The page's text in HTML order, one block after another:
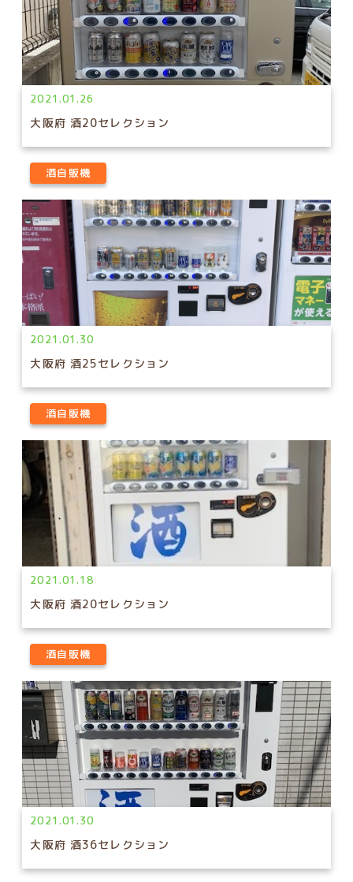
2021.01.26
大阪府 酒20セレクション
酒自販機
2021.01.30
大阪府 酒25セレクション
酒自販機
2021.01.18
大阪府 酒20セレクション
酒自販機
2021.01.30
大阪府 酒36セレクション